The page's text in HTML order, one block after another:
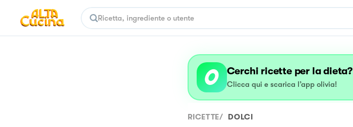
Cerchi ricette per la dieta?
Clicca qui e scarica l’app olivia!
RICETTE/ DOLCI